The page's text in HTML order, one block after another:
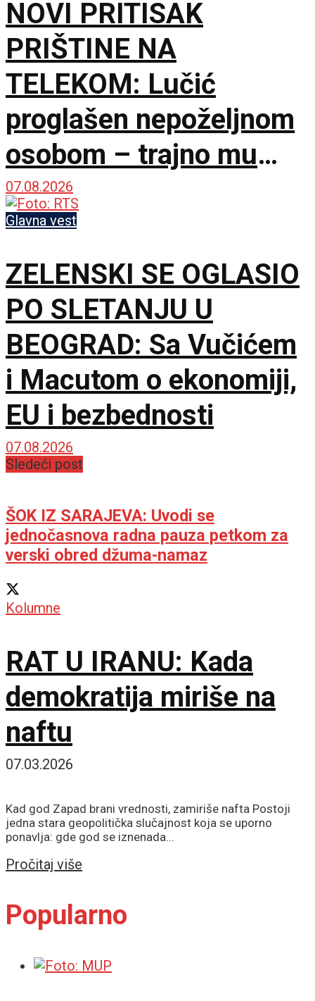
NOVI PRITISAK
PRIŠTINE NA
TELEKOM: Lučić
proglašen nepoželjnom
osobom – trajno mu
zabranjen ulazak na
KiM
07.08.2026
Glavna vest
ZELENSKI SE OGLASIO
PO SLETANJU U
BEOGRAD: Sa Vučićem
i Macutom o ekonomiji,
EU i bezbednosti
07.08.2026
Sledeći post
ŠOK IZ SARAJEVA: Uvodi se
jednočasnova radna pauza petkom za
verski obred džuma-namaz
Kolumne
RAT U IRANU: Kada
demokratija miriše na
naftu
07.03.2026
Kad god Zapad brani vrednosti, zamiriše nafta Postoji
jedna stara geopolitička slučajnost koja se uporno
ponavlja: gde god se iznenada...
Pročitaj više
Popularno